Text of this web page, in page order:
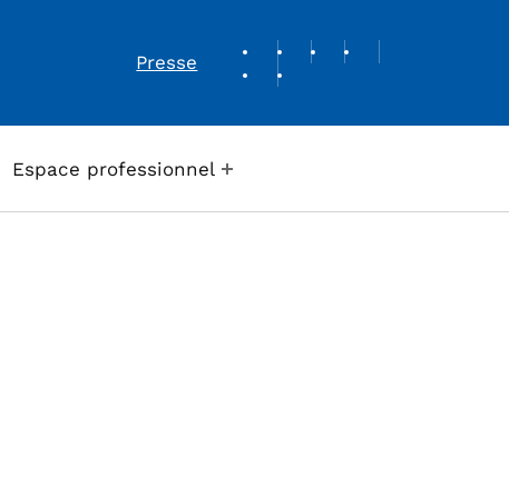
Presse
REVUE DE PRESSE
Espace professionnel